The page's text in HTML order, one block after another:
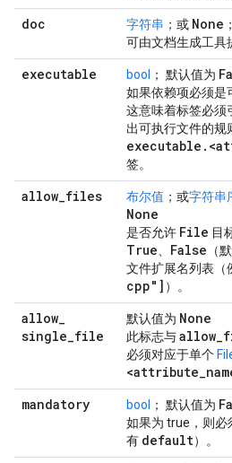
doc 字符串 ；或 None
可由文档生成工具
executable bool ； 默认值为
如果依赖项必须是
这意味着标签必须
出可执行文件的规
executable .
签。
allow_files 布尔值 ；或字符串
None
是否允许 File 目
True False （
文件扩展名列表（
cpp"] ）。
allow_
single_file
默认值为 None
此标志与allow_
必须对应于单个
<attribute_
mandatory bool ； 默认值为
如果为 true，则必
有 default）。